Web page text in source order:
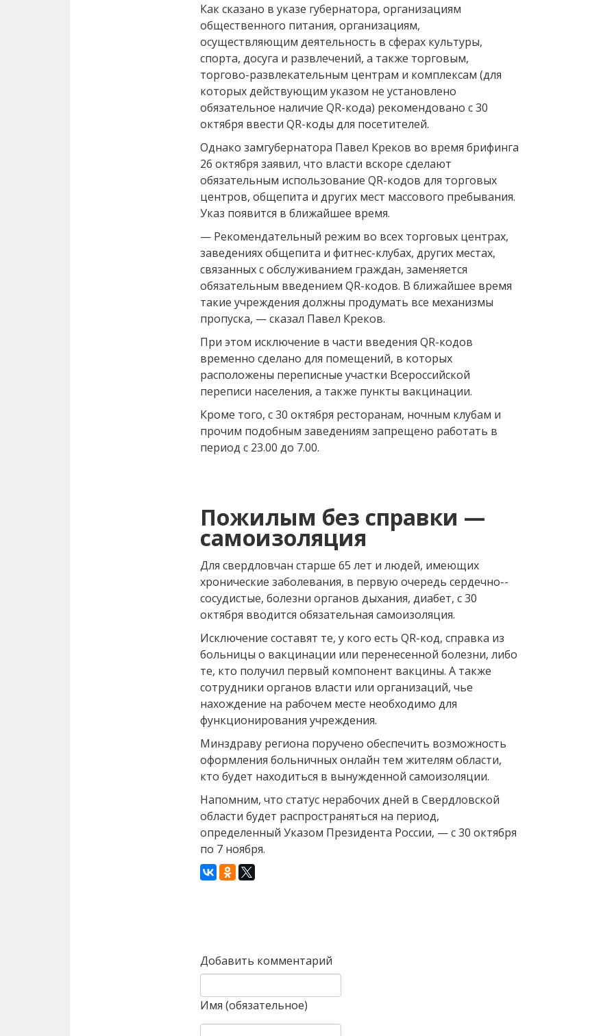
Как сказано в указе губернатора, организациям
общественного питания, организациям,
осуществляющим деятельность в сферах культуры,
спорта, досуга и развлечений, а также торговым,
торгово-­развлекательным центрам и комплексам (для
которых действующим указом не установлено
обязательное наличие QR-­кода) рекомендовано с 30
октября ввести QR-­коды для посетителей.
Однако замгубернатора Павел Креков во время брифинга
26 октября заявил, что власти вскоре сделают
обязательным использование QR-кодов для торговых
центров, общепита и других мест массового пребывания.
Указ появится в ближайшее время.
— Рекомендательный режим во всех торговых центрах,
заведениях общепита и фитнес-клубах, других местах,
связанных с обслуживанием граждан, заменяется
обязательным введением QR-кодов. В ближайшее время
такие учреждения должны продумать все механизмы
пропуска, — сказал Павел Креков.
При этом исключение в части введения QR­-кодов
временно сделано для помещений, в которых
расположены переписные участки Всероссийской
переписи населения, а также пункты вакцинации.
Кроме того, с 30 октября ресторанам, ночным клубам и
прочим подобным заведениям запрещено работать в
период с 23.00 до 7.00.
Пожилым без справки —
самоизоляция
Для свердловчан старше 65 лет и людей, имеющих
хронические заболевания, в первую очередь сердечно-­
сосудистые, болезни органов дыхания, диабет, с 30
октября вводится обязательная самоизоляция.
Исключение составят те, у кого есть QR-­код, справка из
больницы о вакцинации или перенесенной болезни, либо
те, кто получил первый компонент вакцины. А также
сотрудники органов власти или организаций, чье
нахождение на рабочем месте необходимо для
функционирования учреждения.
Минздраву региона поручено обеспечить возможность
оформления больничных онлайн тем жителям области,
кто будет находиться в вынужденной самоизоляции.
Напомним, что статус нерабочих дней в Свердловской
области будет распространяться на период,
определенный Указом Президента России, — с 30 октября
по 7 ноября.
Добавить комментарий
Имя (обязательное)